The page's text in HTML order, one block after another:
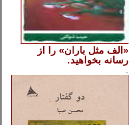
«الف مثل باران» را از
رسانه بخواهید.
.